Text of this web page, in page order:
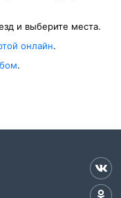
и выберите места.
онлайн.
.